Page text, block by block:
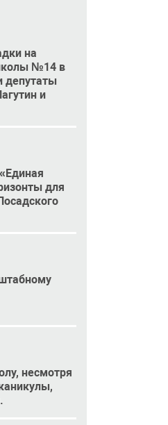
на
№14 в
депутаты
и
для
несмотря